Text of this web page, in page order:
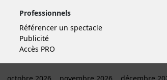
Professionnels
Référencer un spectacle
Publicité
Accès PRO